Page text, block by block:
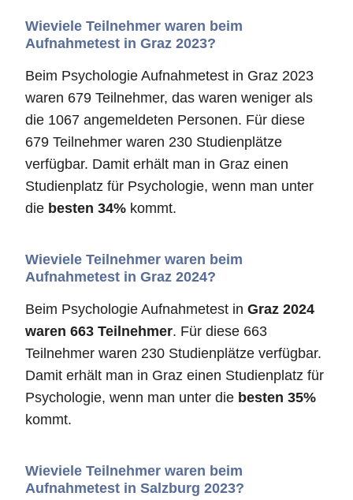
Wieviele Teilnehmer waren beim
Aufnahmetest in Graz 2023?
Beim Psychologie Aufnahmetest in Graz 2023
waren 679 Teilnehmer, das waren weniger als
die 1067 angemeldeten Personen. Für diese
679 Teilnehmer waren 230 Studienplätze
verfügbar. Damit erhält man in Graz einen
Studienplatz für Psychologie, wenn man unter
die besten 34% kommt.
Wieviele Teilnehmer waren beim
Aufnahmetest in Graz 2024?
Beim Psychologie Aufnahmetest in Graz 2024
waren 663 Teilnehmer. Für diese 663
Teilnehmer waren 230 Studienplätze verfügbar.
Damit erhält man in Graz einen Studienplatz für
Psychologie, wenn man unter die besten 35%
kommt.
Wieviele Teilnehmer waren beim
Aufnahmetest in Salzburg 2023?